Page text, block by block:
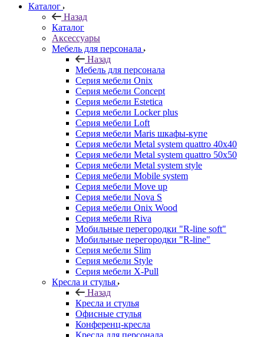
Каталог
Назад
Каталог
Аксессуары
Мебель для персонала
Назад
Мебель для персонала
Серия мебели Onix
Серия мебели Concept
Серия мебели Estetica
Серия мебели Locker plus
Серия мебели Loft
Серия мебели Maris шкафы-купе
Серия мебели Metal system quattro 40x40
Серия мебели Metal system quattro 50x50
Серия мебели Metal system style
Серия мебели Mobile system
Серия мебели Move up
Серия мебели Nova S
Серия мебели Onix Wood
Серия мебели Riva
Мобильные перегородки "R-line soft"
Мобильные перегородки "R-line"
Серия мебели Slim
Серия мебели Style
Серия мебели X-Pull
Кресла и стулья
Назад
Кресла и стулья
Офисные стулья
Конференц-кресла
Кресла для персонала